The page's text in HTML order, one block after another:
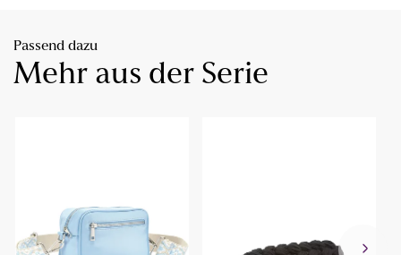
Passend dazu
Mehr aus der Serie